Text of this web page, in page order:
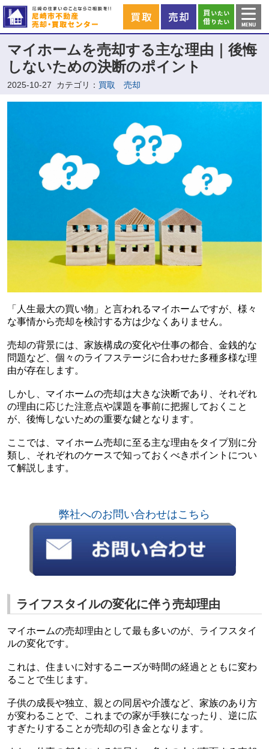
マイホームを売却する主な理由｜後悔
しないための決断のポイント
2025-10-27 カテゴリ： 買取 売却
「人生最大の買い物」と言われるマイホームですが、様々
な事情から売却を検討する方は少なくありません。
売却の背景には、家族構成の変化や仕事の都合、金銭的な
問題など、個々のライフステージに合わせた多種多様な理
由が存在します。
しかし、マイホームの売却は大きな決断であり、それぞれ
の理由に応じた注意点や課題を事前に把握しておくこと
が、後悔しないための重要な鍵となります。
ここでは、マイホーム売却に至る主な理由をタイプ別に分
類し、それぞれのケースで知っておくべきポイントについ
て解説します。
弊社へのお問い合わせはこちら
ライフスタイルの変化に伴う売却理由
マイホームの売却理由として最も多いのが、ライフスタイ
ルの変化です。
これは、住まいに対するニーズが時間の経過とともに変わ
ることで生じます。
子供の成長や独立、親との同居や介護など、家族のあり方
が変わることで、これまでの家が手狭になったり、逆に広
すぎたりすることが売却の引き金となります。